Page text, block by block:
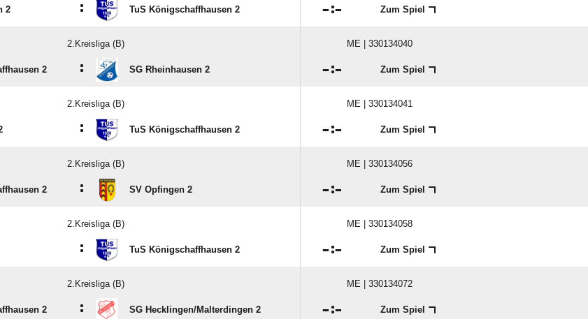
2 : TuS Königschaffhausen 2 : Zum Spiel
2.Kreisliga (B) ME | 330134040
2 : SG Rheinhausen 2 : Zum Spiel
2.Kreisliga (B) ME | 330134041
: TuS Königschaffhausen 2 : Zum Spiel
2.Kreisliga (B) ME | 330134056
2 : SV Opfingen 2 : Zum Spiel
2.Kreisliga (B) ME | 330134058
: TuS Königschaffhausen 2 : Zum Spiel
2.Kreisliga (B) ME | 330134072
2 : SG Hecklingen/​Malterdingen 2 : Zum Spiel